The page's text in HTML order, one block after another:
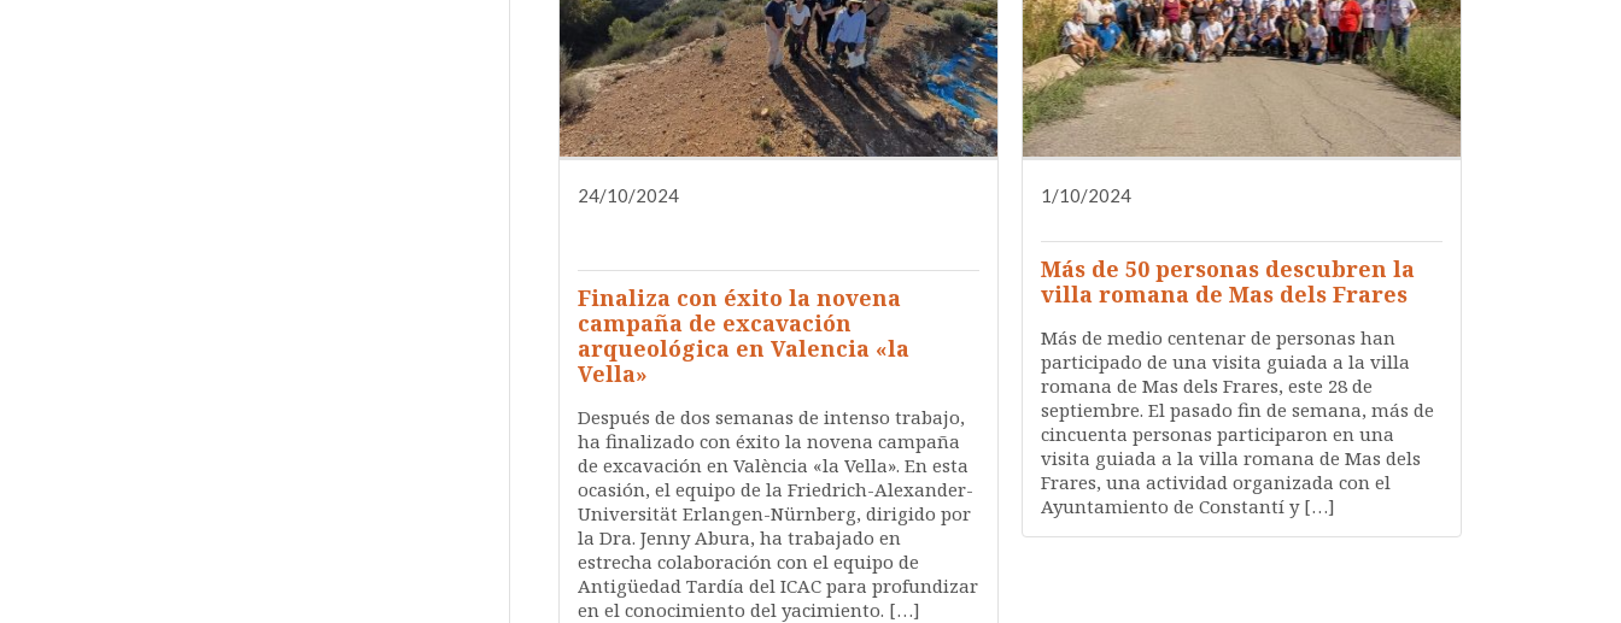
24/10/2024
Finaliza con éxito la novena
campaña de excavación
arqueológica en Valencia «la
Vella»
Después de dos semanas de intenso trabajo,
ha finalizado con éxito la novena campaña
de excavación en València «la Vella». En esta
ocasión, el equipo de la Friedrich-Alexander-
Universität Erlangen-Nürnberg, dirigido por
la Dra. Jenny Abura, ha trabajado en
estrecha colaboración con el equipo de
Antigüedad Tardía del ICAC para profundizar
en el conocimiento del yacimiento. […]
1/10/2024
Más de 50 personas descubren la
villa romana de Mas dels Frares
Más de medio centenar de personas han
participado de una visita guiada a la villa
romana de Mas dels Frares, este 28 de
septiembre. El pasado fin de semana, más de
cincuenta personas participaron en una
visita guiada a la villa romana de Mas dels
Frares, una actividad organizada con el
Ayuntamiento de Constantí y […]